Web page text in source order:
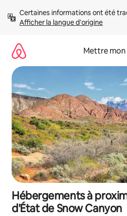
directement
Afficher la langue d'origine
Mettre
Hébergements à
d'État de Snow Canyon